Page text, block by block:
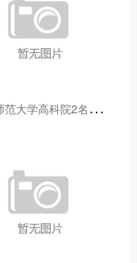
青
海师范大学高科院2名专家当选中国科学院院士